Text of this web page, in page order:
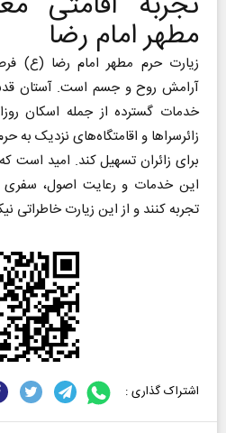
مطهر امام رضا
زیارت حرم مطهر امام رضا (ع)
آرامش روح و جسم است. آستان
خدمات گسترده از جمله اسکان
زائرسراها و اقامتگاه‌های نزدیک به
برای زائران تسهیل کند. امید است که
این خدمات و رعایت اصول، سفری
تجربه کنند و از این زیارت خاطراتی
اشتراک گذاری :